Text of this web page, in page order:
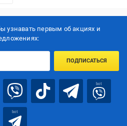
узнавать первым об акцияx и
ПОДПИСАТЬСЯ
bot
bot